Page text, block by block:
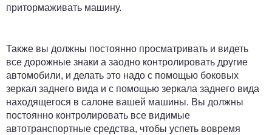
притормаживать машину.
Также вы должны постоянно просматривать и видеть
все дорожные знаки а заодно контролировать другие
автомобили, и делать это надо с помощью боковых
зеркал заднего вида и с помощью зеркала заднего вида
находящегося в салоне вашей машины. Вы должны
постоянно контролировать все видимые
автотранспортные средства, чтобы успеть вовремя